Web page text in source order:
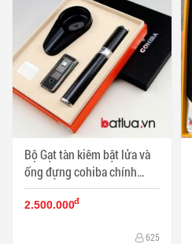
Bộ Gạt tàn kiêm bật lửa và
ống đựng cohiba chính
hãng bảo hành 6 tháng - Mã
SP: BL03098
2.500.000đ
625